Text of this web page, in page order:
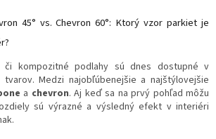
45° vs. Chevron 60°: Ktorý vzor parkiet je
či kompozitné podlahy sú dnes dostupné v
Medzi najobľúbenejšie a najštýlovejšie
a chevron. Aj keď sa na prvý pohľad môžu
sú výrazné a výsledný efekt v interiéri